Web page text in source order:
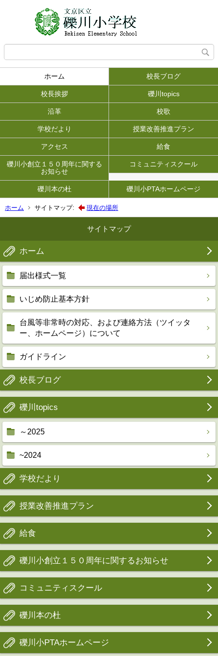
ホーム 校長ブログ
校長挨拶 礫川topics
沿革 校歌
学校だより 授業改善推進プラン
アクセス 給食
礫川小創立１５０周年に関する
お知らせ
コミュニティスクール
礫川本の杜 礫川小PTAホームページ
ホーム サイトマップ: 現在の場所
サイトマップ
ホーム
届出様式一覧
いじめ防止基本方針
台風等非常時の対応、および連絡方法（ツイッタ
ー、ホームページ）について
ガイドライン
校長ブログ
礫川topics
～2025
~2024
学校だより
授業改善推進プラン
給食
礫川小創立１５０周年に関するお知らせ
コミュニティスクール
礫川本の杜
礫川小PTAホームページ